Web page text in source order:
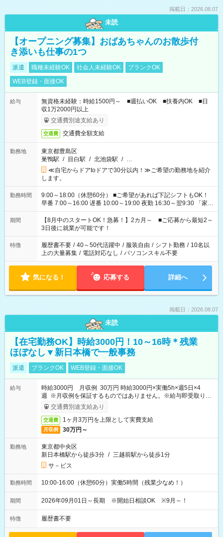
掲載日：2026.08.07
未読
【オープニング募集】おばあちゃんのお散歩付
き添いも仕事の1つ
派遣 職種未経験OK 社会人未経験OK
ブランクOK
WEB登録・面接OK
給与
無資格未経験：時給1500円～ ■週払いOK ■扶養内OK ■日
収1万2000円以上
交通費別途支給あり
交通費 交通費全額支給
勤務地
東京都豊島区
巣鴨駅 / 目白駅 / 北池袋駅 / …
≪自宅からドアtoドアで30分以内！≫ご希望の勤務地を紹介
します。
勤務時間
9:00～18:00（休憩60分） ■ご希望があれば下記シフトもOK！
早番 7:00～16:00 遅番 10:00～19:00 夜勤 16:30～翌9:30 「家族
と休みを合わせたい」 「余裕を持って夕飯の準備がしたい」
「できれば残業はしたくない」 など、ご希望を教えてください
ね。 ※Wワーク希望の方へ 今ご覧のお仕事で希望する勤務時間
と、もう1つのお仕事の勤務時間。 合計で週40時間を超える場
合は応募できません。
期間
【8月中のスタートOK！急募！】2カ月～ ■ご応募から最短2～
3日後に就業が可能です！
特徴 履歴書不要 / 40～50代活躍中 / 服装自由 / シフト勤務 / 10名以
上の大量募集 / 電話対応なし / パソコンスキル不要
気になる！ 応募する 詳細へ
掲載日：2026.08.07
未読
【在宅勤務OK】時給3000円！10～16時＊残業
ほぼなし▼新日本橋で一般事務
派遣 ブランクOK WEB登録・面接OK
給与
時給3000円 月収例 30万円 時給3000円×実働5h×週5日×4
週 ※月収例を保証するものではありません。※給与即受取りサ
ービス利用可（利用条件有）
交通費別途支給あり
交通費 1ヶ月3万円を上限として実費支給
月収例 30万円～
勤務地
東京都中央区
新日本橋駅から徒歩3分 / 三越前駅から徒歩1分
サ－ビス
勤務時間 10:00-16:00（休憩60分）実働5時間（残業少なめ！）
期間 2026年09月01日～長期 ※開始日相談OK ※9月～！
特徴 履歴書不要